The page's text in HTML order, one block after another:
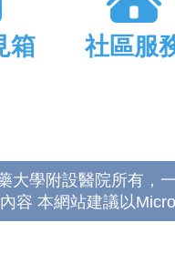
箱 社區服
大學附設醫院所有，
容 本網站建議以